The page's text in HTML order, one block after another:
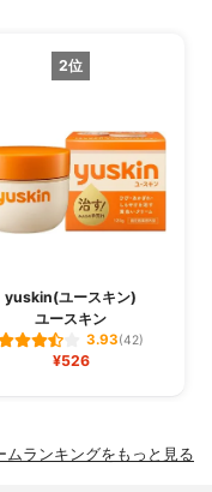
2位
yuskin(ユースキン)
ユースキン
3.93(42)
¥526
ムランキングをもっと見る